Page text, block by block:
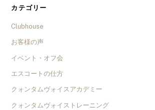
カテゴリー
Clubhouse
お客様の声
イベント・オフ会
エスコートの仕方
クォンタムヴォイスアカデミー
クォンタムヴォイストレーニング